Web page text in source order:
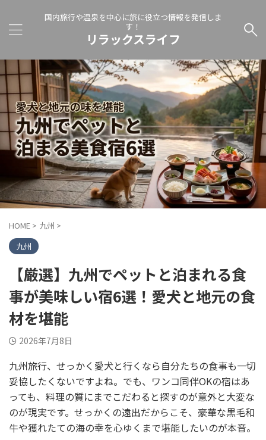
国内旅行や温泉を中心に旅に役立つ情報を発信しま
す！
リラックスライフ
HOME > 九州 >
九州
【厳選】九州でペットと泊まれる食
事が美味しい宿6選！愛犬と地元の食
材を堪能
2026年7月8日
九州旅行、せっかく愛犬と行くなら自分たちの食事も一切
妥協したくないですよね。でも、ワンコ同伴OKの宿はあ
っても、料理の質にまでこだわると探すのが意外と大変な
のが現実です。せっかくの遠出だからこそ、豪華な黒毛和
牛や獲れたての海の幸を心ゆくまで堪能したいのが本音。